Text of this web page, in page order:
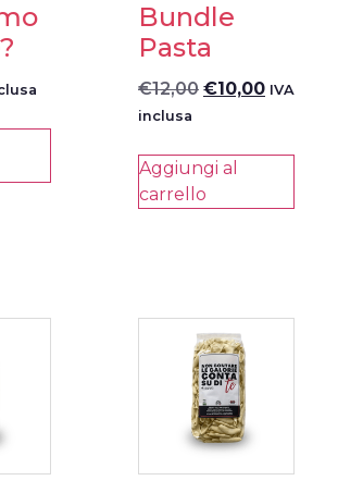
Bundle
Pasta
€12,00 €10,00 IVA
inclusa
Aggiungi al
carrello